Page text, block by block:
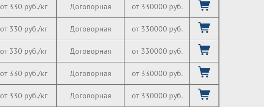
от 330 руб./кг Договорная от 330000 руб.
от 330 руб./кг Договорная от 330000 руб.
от 330 руб./кг Договорная от 330000 руб.
от 330 руб./кг Договорная от 330000 руб.
от 330 руб./кг Договорная от 330000 руб.